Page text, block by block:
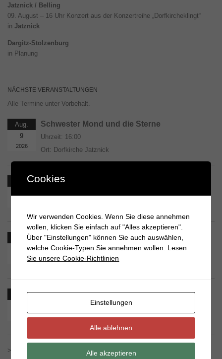
Jatznick / Belling
09. August – 16 Uhr Konzert aus der Konzertreihe „Dorfkircheklingt“
in Jatznick
Dargitz-Stolzenburg
in Planung
NÄCHSTE VERANSTALTUNGEN
Alle Termine unter Vorbehalt.
Aug.
9
2026
Schwester Mond und die Sterne
Uhrzeit: 16:00
Ort: Dorfkirche Jatznick
Aug.
Landesjugendjazzorchester MV
Aug.
2026
Gesprächskreis
Uhrzeit:19:00 - 20:00
Ort:St. Marien | Pasewalk
Aug.
2026
55plus
14:30 - 16:00
Ort:St. Marien | Pasewalk
>>> ALLE VERANSTALTUNGEN ANZEIGEN
Cookies
Wir verwenden Cookies. Wenn Sie diese annehmen
wollen, klicken Sie einfach auf "Alles akzeptieren".
Über "Einstellungen" können Sie auch auswählen,
welche Cookie-Typen Sie annehmen wollen. Lesen
Sie unsere Cookie-Richtlinien
Einstellungen
Alle ablehnen
Alle akzeptieren